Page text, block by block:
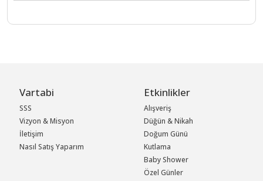
Vartabi
SSS
Vizyon & Misyon
İletişim
Nasıl Satış Yaparım
Etkinlikler
Alışveriş
Düğün & Nikah
Doğum Günü
Kutlama
Baby Shower
Özel Günler